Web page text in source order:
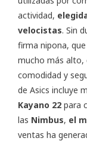
actividad,
velocistas. Sin
firma nipona,
mucho más alto,
comodidad y
de Asics incluye
Kayano 22 para
las Nimbus, el
ventas ha